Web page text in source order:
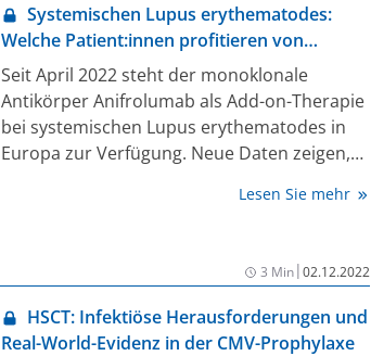
Systemischen Lupus erythematodes:
Welche Patient:innen profitieren von
Anifrolumab
Seit April 2022 steht der monoklonale
Antikörper Anifrolumab als Add-on-Therapie
bei systemischen Lupus erythematodes in
Europa zur Verfügung. Neue Daten zeigen,
langfristigen Anwendung sicher sowie
Lesen Sie mehr
3 Min|02.12.2022
HSCT: Infektiöse Herausforderungen und
Real-World-Evidenz in der CMV-Prophylaxe